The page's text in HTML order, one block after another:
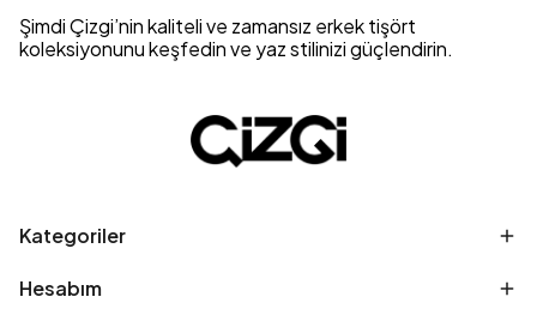
Şimdi Çizgi’nin kaliteli ve zamansız erkek tişört
koleksiyonunu keşfedin ve yaz stilinizi güçlendirin.
Kategoriler
Hesabım